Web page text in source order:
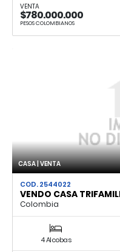
VENTA
$780.000.000
PESOS COLOMBIANOS
CASA | VENTA
COD. 2544022
VENDO CASA
Colombia
4 Alcobas